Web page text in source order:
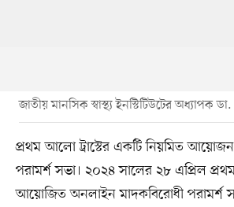
জাতীয় মানসিক স্বাস্থ্য ইনস্টিটিউটের অধ্যাপক
প্রথম আলো ট্রাস্টের একটি নিয়মিত
পরামর্শ সভা। ২০২৪ সালের ২৮ এপ্রিল
আয়োজিত অনলাইন মাদকবিরোধী পরামর্শ